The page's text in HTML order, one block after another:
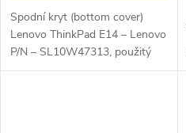
Spodní kryt (bottom cover)
Lenovo ThinkPad E14 – Lenovo
P/N – SL10W47313, použitý